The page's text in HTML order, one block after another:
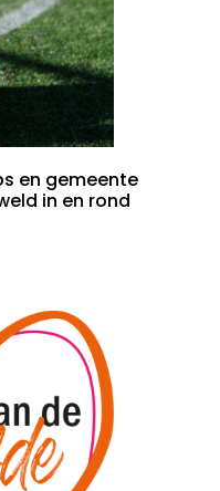
en gemeente
in en rond